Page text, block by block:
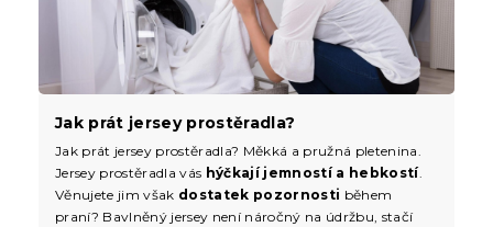
Jak prát jersey prostěradla?
Jak prát jersey prostěradla? Měkká a pružná pletenina.
Jersey prostěradla vás hýčkají jemností a hebkostí.
Věnujete jim však dostatek pozornosti během
praní? Bavlněný jersey není náročný na údržbu, stačí